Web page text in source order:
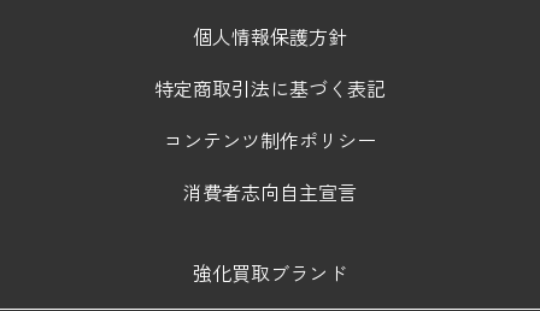
個人情報保護方針
特定商取引法に基づく表記
コンテンツ制作ポリシー
消費者志向自主宣言
強化買取ブランド